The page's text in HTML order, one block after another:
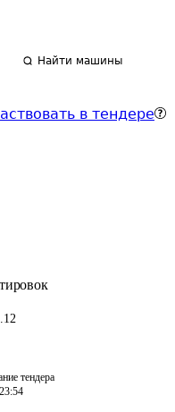
Найти машины
в тендере
тендера